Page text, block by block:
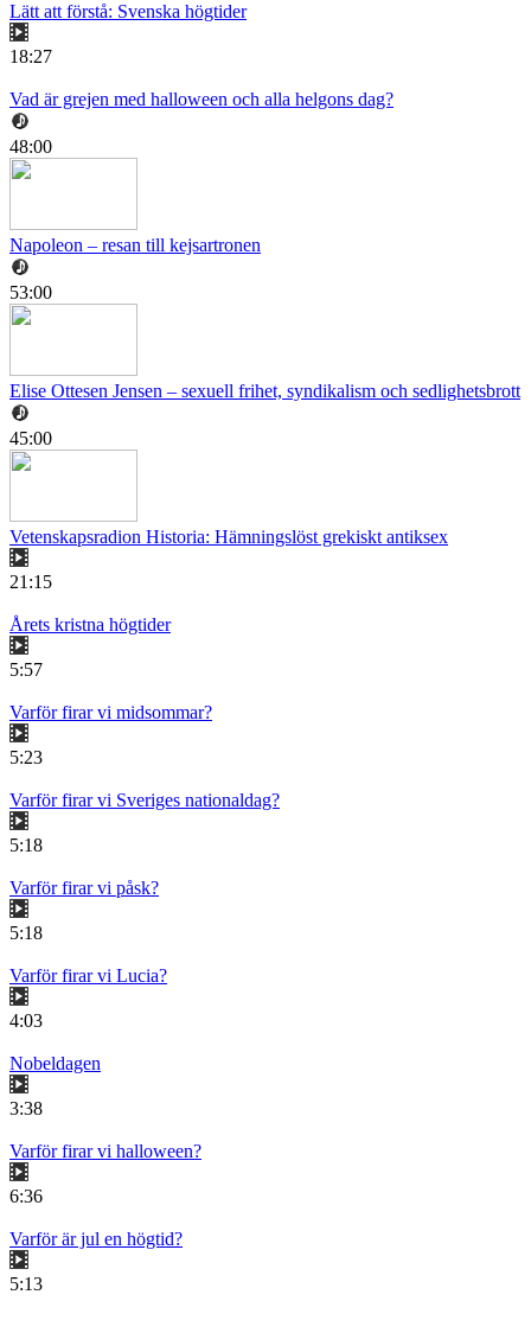
Lätt att förstå: Svenska högtider
18:27
Vad är grejen med halloween och alla helgons dag?
48:00
Napoleon – resan till kejsartronen
53:00
Elise Ottesen Jensen – sexuell frihet, syndikalism och sedlighetsbrott
45:00
Vetenskapsradion Historia: Hämningslöst grekiskt antiksex
21:15
Årets kristna högtider
5:57
Varför firar vi midsommar?
5:23
Varför firar vi Sveriges nationaldag?
5:18
Varför firar vi påsk?
5:18
Varför firar vi Lucia?
4:03
Nobeldagen
3:38
Varför firar vi halloween?
6:36
Varför är jul en högtid?
5:13